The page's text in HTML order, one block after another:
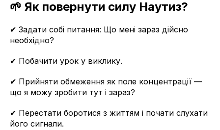
🌱 Як повернути силу Наутиз?
✔ Задати собі питання: Що мені зараз дійсно
необхідно?
✔ Побачити урок у виклику.
✔ Прийняти обмеження як поле концентрації —
що я можу зробити тут і зараз?
✔ Перестати боротися з життям і почати слухати
його сигнали.